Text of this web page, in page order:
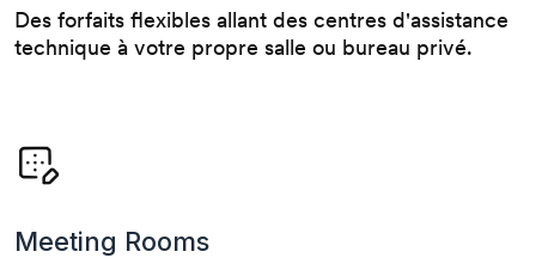
Des forfaits flexibles allant des centres d'assistance
technique à votre propre salle ou bureau privé.
Meeting Rooms